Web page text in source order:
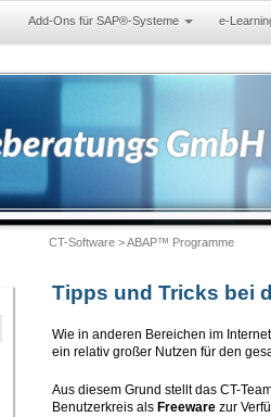
Add-Ons für SAP®-Systeme e-
CT-Software > ABAP™ Programme
Tipps und Tricks bei
Wie in anderen Bereichen im
ein relativ großer Nutzen für den
Aus diesem Grund stellt das CT-
Benutzerkreis als Freewarezur